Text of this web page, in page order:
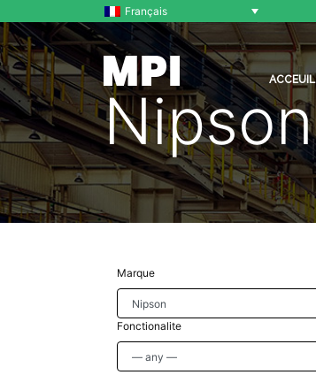
Français
ACCEUIL
Nipson
Marque
Fonctionalite